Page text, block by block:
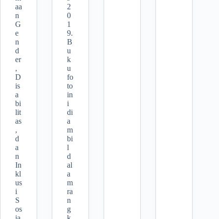
aa
n
G
e
n
d
er
,
D
is
a
bi
lit
as
,
d
a
n
In
kl
us
i
S
os
2
0
1
9.
B
u
k
u
fo
to
in
i
di
a
m
bi
l
d
al
a
m
ra
n
g